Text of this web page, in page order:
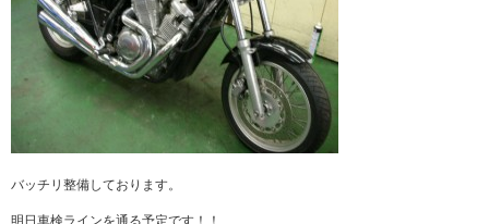
バッチリ整備しております。
明日車検ラインを通る予定です！！